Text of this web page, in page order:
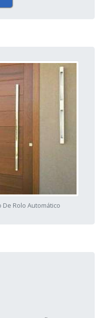
Rolo Automático